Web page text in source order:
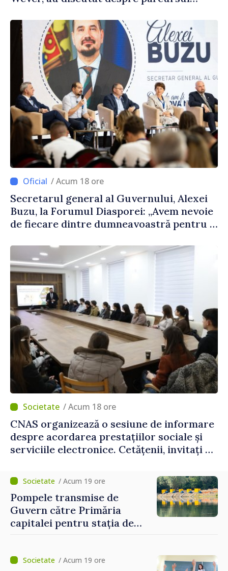
/ Acum 18 ore
Secretarul general al Guvernului, Alexei
Buzu, la Forumul Diasporei: „Avem nevoie
de fiecare dintre dumneavoastră pentru a
/ Acum 18 ore
CNAS organizează o sesiune de informare
despre acordarea prestațiilor sociale și
serviciile electronice. Cetățenii, invitați să
/ Acum 19 ore
Pompele transmise de
Guvern către Primăria
capitalei pentru stația de
puse în funcțiune
/ Acum 19 ore